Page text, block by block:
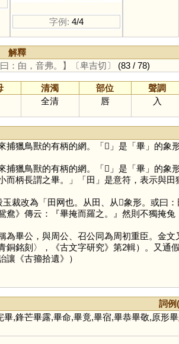
字例: 4/4
解釋
：甶，音弗。】 〔卑吉切〕 (83 / 78)
清濁 部位 聲調
全清 唇 入
捕獵鳥獸的有柄的網。「𠦒 」是「畢」的象
捕獵鳥獸的有柄的網。「𠦒 」是「畢」的象
而柄長謂之畢。」「田 」是意符，表示與
改為「田网也。从田、从𠦒象形。或曰
》傳云：『畢掩而羅之。』然則不獨掩兔
公，與周公、召公同為周初重臣。金文
銘刻〉，《古文字研究》第2輯）。又通
讓《古籀拾遺》）
詞例
畢,鋒芒畢露,畢命,畢竟,畢宿,畢恭畢敬,原形